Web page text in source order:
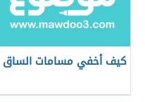
كيف أخفي مسامات الساق